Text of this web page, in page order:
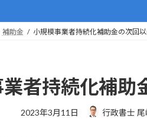
補助金 小規模事業者持続化補助金の次回
者持続化補助
最
2023年3月11日 行政書士 尾